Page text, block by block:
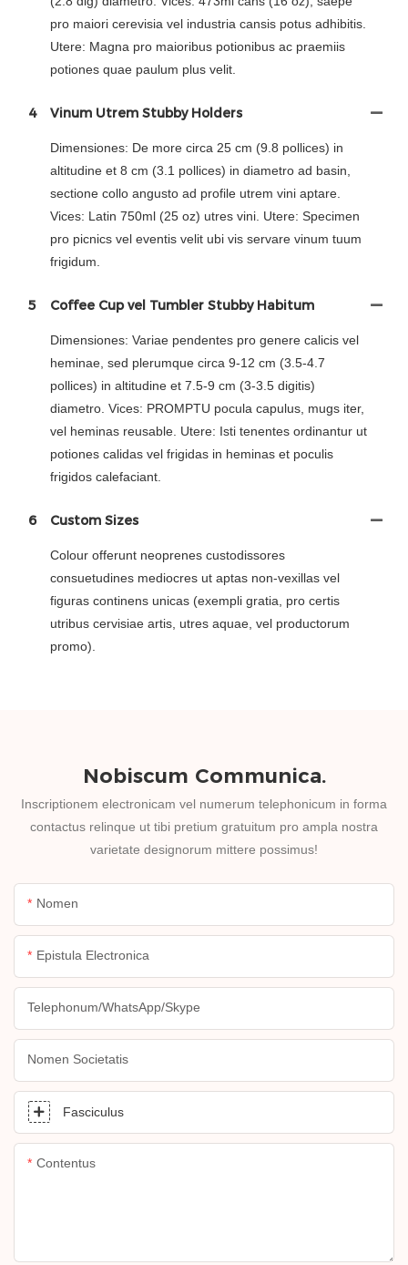
pro maiori cerevisia vel industria cansis potus adhibitis.
Utere: Magna pro maioribus potionibus ac praemiis
potiones quae paulum plus velit.
4 Vinum Utrem Stubby Holders
Dimensiones: De more circa 25 cm (9.8 pollices) in
altitudine et 8 cm (3.1 pollices) in diametro ad basin,
sectione collo angusto ad profile utrem vini aptare.
Vices: Latin 750ml (25 oz) utres vini. Utere: Specimen
pro picnics vel eventis velit ubi vis servare vinum tuum
frigidum.
5 Coffee Cup vel Tumbler Stubby Habitum
Dimensiones: Variae pendentes pro genere calicis vel
heminae, sed plerumque circa 9-12 cm (3.5-4.7
pollices) in altitudine et 7.5-9 cm (3-3.5 digitis)
diametro. Vices: PROMPTU pocula capulus, mugs iter,
vel heminas reusable. Utere: Isti tenentes ordinantur ut
potiones calidas vel frigidas in heminas et poculis
frigidos calefaciant.
6 Custom Sizes
Colour offerunt neoprenes custodissores
consuetudines mediocres ut aptas non-vexillas vel
figuras continens unicas (exempli gratia, pro certis
utribus cervisiae artis, utres aquae, vel productorum
promo).
Nobiscum Communica.
Inscriptionem electronicam vel numerum telephonicum in forma
contactus relinque ut tibi pretium gratuitum pro ampla nostra
varietate designorum mittere possimus!
Nomen
Epistula Electronica
Telephonum/WhatsApp/Skype
Nomen Societatis
Fasciculus
Contentus